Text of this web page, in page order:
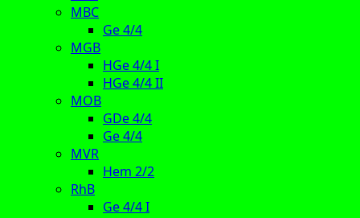
MBC
Ge 4/4
MGB
HGe 4/4 I
HGe 4/4 II
MOB
GDe 4/4
Ge 4/4
MVR
Hem 2/2
RhB
Ge 4/4 I